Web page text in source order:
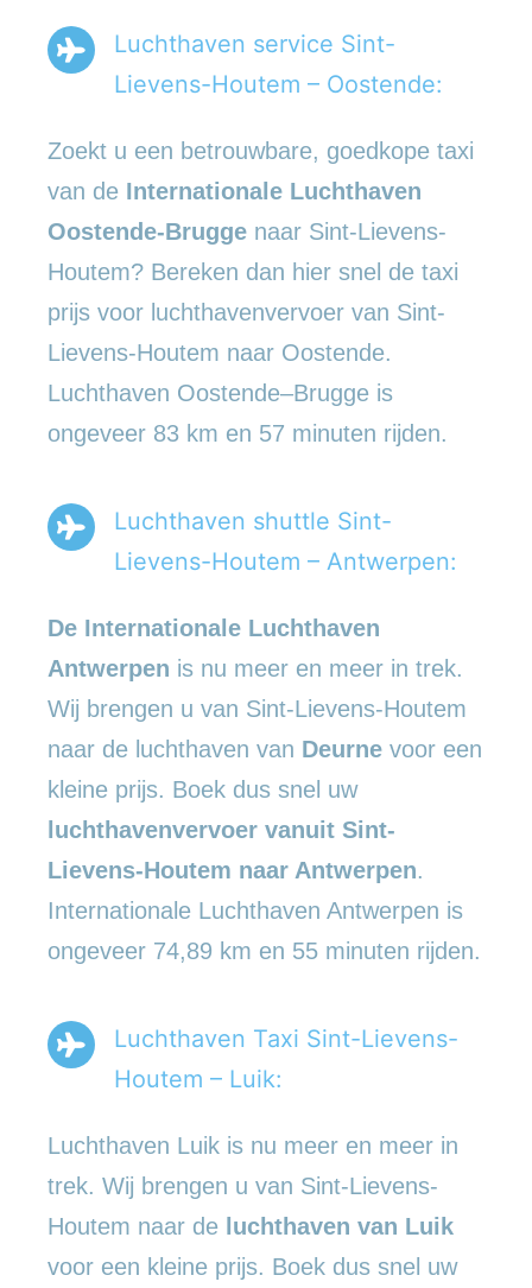
Luchthaven service Sint-
Lievens-Houtem – Oostende:
Zoekt u een betrouwbare, goedkope taxi
van de Internationale Luchthaven
Oostende-Brugge naar Sint-Lievens-
Houtem? Bereken dan hier snel de taxi
prijs voor luchthavenvervoer van Sint-
Lievens-Houtem naar Oostende.
Luchthaven Oostende–Brugge is
ongeveer 83 km en 57 minuten rijden.
Luchthaven shuttle Sint-
Lievens-Houtem – Antwerpen:
De Internationale Luchthaven
Antwerpen is nu meer en meer in trek.
Wij brengen u van Sint-Lievens-Houtem
naar de luchthaven van Deurne voor een
kleine prijs. Boek dus snel uw
luchthavenvervoer vanuit Sint-
Lievens-Houtem naar Antwerpen.
Internationale Luchthaven Antwerpen is
ongeveer 74,89 km en 55 minuten rijden.
Luchthaven Taxi Sint-Lievens-
Houtem – Luik:
Luchthaven Luik is nu meer en meer in
trek. Wij brengen u van Sint-Lievens-
Houtem naar de luchthaven van Luik
voor een kleine prijs. Boek dus snel uw